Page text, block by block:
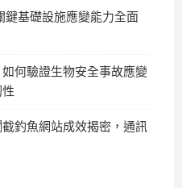
鍵基礎設施應變能力全面
何驗證生物安全事故應變
釣魚網站成效揭密，通訊